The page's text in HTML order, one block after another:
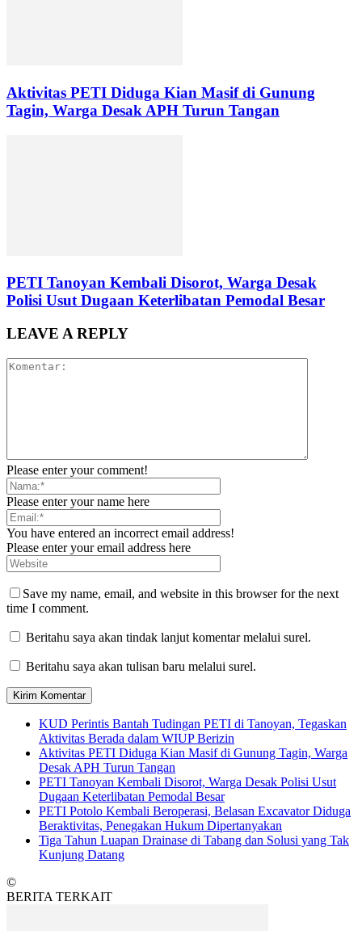
Aktivitas PETI Diduga Kian Masif di Gunung
Tagin, Warga Desak APH Turun Tangan
PETI Tanoyan Kembali Disorot, Warga Desak
Polisi Usut Dugaan Keterlibatan Pemodal Besar
LEAVE A REPLY
Please enter your comment!
Please enter your name here
You have entered an incorrect email address!
Please enter your email address here
Save my name, email, and website in this browser for the next
time I comment.
Beritahu saya akan tindak lanjut komentar melalui surel.
Beritahu saya akan tulisan baru melalui surel.
KUD Perintis Bantah Tudingan PETI di Tanoyan, Tegaskan
Aktivitas Berada dalam WIUP Berizin
Aktivitas PETI Diduga Kian Masif di Gunung Tagin, Warga
Desak APH Turun Tangan
PETI Tanoyan Kembali Disorot, Warga Desak Polisi Usut
Dugaan Keterlibatan Pemodal Besar
PETI Potolo Kembali Beroperasi, Belasan Excavator Diduga
Beraktivitas, Penegakan Hukum Dipertanyakan
Tiga Tahun Luapan Drainase di Tabang dan Solusi yang Tak
Kunjung Datang
©
BERITA TERKAIT